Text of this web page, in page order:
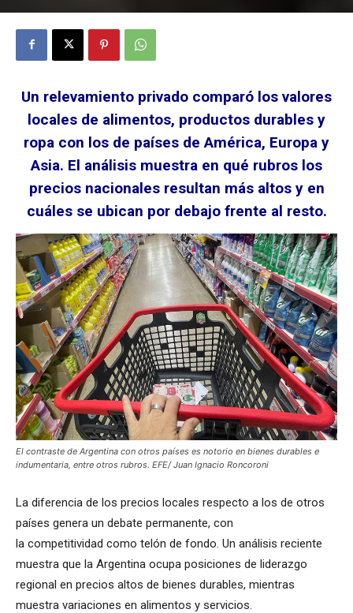
Un relevamiento privado comparó los valores
locales de alimentos, productos durables y
ropa con los de países de América, Europa y
Asia. El análisis muestra en qué rubros los
precios nacionales resultan más altos y en
cuáles se ubican por debajo frente al resto.
El contraste de Argentina con otros países es notorio en bienes durables e
indumentaria, entre otros rubros. EFE/ Juan Ignacio Roncoroni
La diferencia de los precios locales respecto a los de otros
países genera un debate permanente, con
la competitividad como telón de fondo. Un análisis reciente
muestra que la Argentina ocupa posiciones de liderazgo
regional en precios altos de bienes durables, mientras
muestra variaciones en alimentos y servicios.